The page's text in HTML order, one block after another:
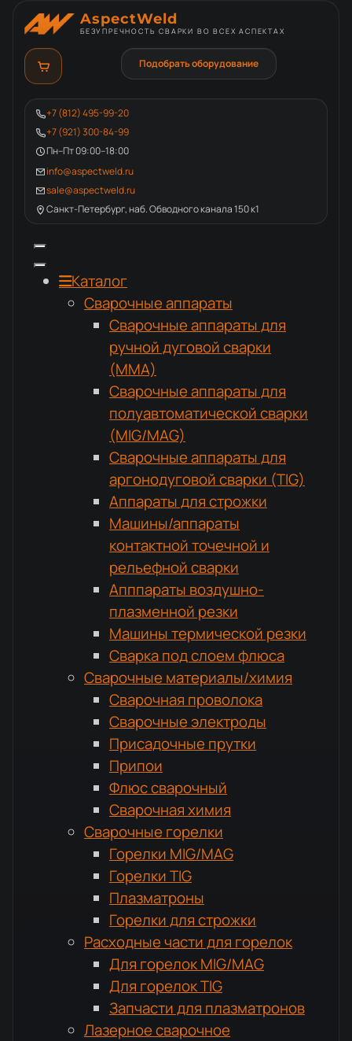
AspectWeld
БЕЗУПРЕЧНОСТЬ СВАРКИ ВО ВСЕХ АСПЕКТАХ
+7 (812) 495-99-20
+7 (921) 300-84-99
Пн–Пт 09:00–18:00
info@aspectweld.ru
sale@aspectweld.ru
Санкт-Петербург, наб. Обводного канала 150 к1
Подобрать оборудование
Каталог
Сварочные аппараты
Сварочные аппараты для
ручной дуговой сварки
(MMA)
Сварочные аппараты для
полуавтоматической сварки
(MIG/MAG)
Сварочные аппараты для
аргонодуговой сварки (TIG)
Аппараты для строжки
Машины/аппараты
контактной точечной и
рельефной сварки
Апппараты воздушно-
плазменной резки
Машины термической резки
Сварка под слоем флюса
Сварочные материалы/химия
Сварочная проволока
Сварочные электроды
Присадочные прутки
Припои
Флюс сварочный
Сварочная химия
Сварочные горелки
Горелки MIG/MAG
Горелки TIG
Плазматроны
Горелки для строжки
Расходные части для горелок
Для горелок MIG/MAG
Для горелок TIG
Запчасти для плазматронов
Лазерное сварочное